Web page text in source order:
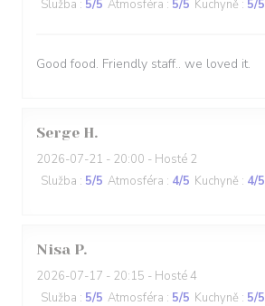
Služba : 5/5 Atmosféra : 5/5 Kuchyně : 5/5
Good food. Friendly staff.. we loved it.
Serge H
2026-07-21 - 20:00 - Hosté 2
Služba : 5/5 Atmosféra : 4/5 Kuchyně : 4/5
Nisa P
2026-07-17 - 20:15 - Hosté 4
Služba : 5/5 Atmosféra : 5/5 Kuchyně : 5/5